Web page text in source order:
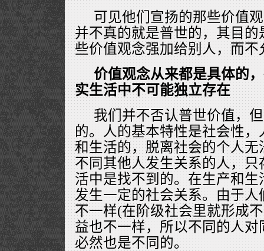
可见他们宣扬的那些价值
并不真的就是普世的，其目的
些价值观念强加给别人，而
价值观念从来都是具体的
实生活中不可能独立存在
我们并不否认普世价值，
的。人的基本特性是社会性
和生活的，脱离社会的个人
不同其他人发生关系的人，
活中是找不到的。在生产和
发生一定的社会关系。由于
不一样(在阶级社会里就形成
益也不一样，所以不同的人
必然也是不同的。